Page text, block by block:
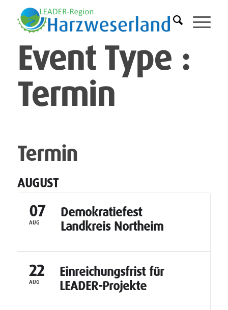
Event Type :
Termin
Termin
AUGUST
07
AUG
Demokratiefest
Landkreis Northeim
22
AUG
Einreichungsfrist für
LEADER-Projekte